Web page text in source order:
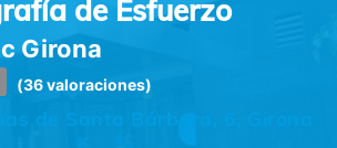
de Esfuerzo
Girona
(36 valoraciones)
de Santa Bárbara, 6, Girona